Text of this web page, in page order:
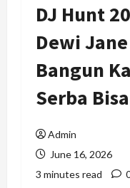
DJ Hunt
Dewi Jane
Bangun
Serba Bisa
Admin
June 16, 2026
3 minutes read